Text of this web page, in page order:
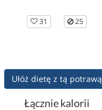
31 25
Ułóż dietę z tą potrawą
Łącznie kalorii